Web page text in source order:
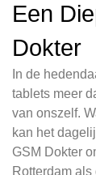
Een
Dokter
In de
tablets meer
van onszelf.
kan het
GSM Dokter
Rotterdam